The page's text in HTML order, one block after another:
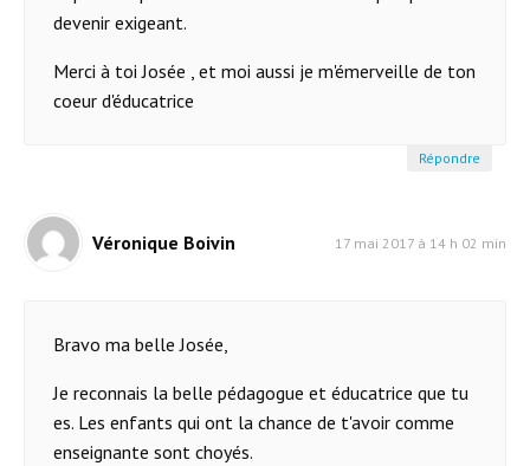
devenir exigeant.
Merci à toi Josée , et moi aussi je m'émerveille de ton
coeur d'éducatrice
Répondre
Véronique Boivin 17 mai 2017 à 14 h 02 min
Bravo ma belle Josée,
Je reconnais la belle pédagogue et éducatrice que tu
es. Les enfants qui ont la chance de t'avoir comme
enseignante sont choyés.